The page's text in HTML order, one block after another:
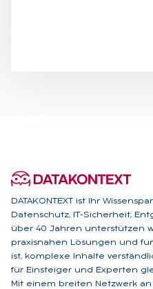
DATAKONTEXT ist Ihr
Datenschutz, IT-Sicherheit,
über 40 Jahren unterstützen
praxisnahen Lösungen und
ist, komplexe Inhalte
für Einsteiger und Experten
Mit einem breiten Netzwerk